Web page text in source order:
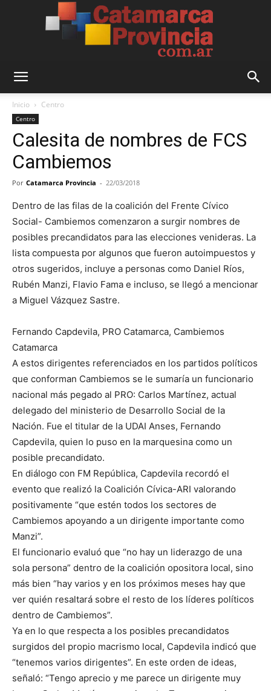
Provincia
Inicio Centro
Centro
Calesita de nombres de FCS
Cambiemos
Por Catamarca Provincia - 22/03/2018
Dentro de las filas de la coalición del Frente Cívico
Social- Cambiemos comenzaron a surgir nombres de
posibles precandidatos para las elecciones venideras. La
lista compuesta por algunos que fueron autoimpuestos y
otros sugeridos, incluye a personas como Daniel Ríos,
Rubén Manzi, Flavio Fama e incluso, se llegó a mencionar
a Miguel Vázquez Sastre.
Fernando Capdevila, PRO Catamarca, Cambiemos
Catamarca
A estos dirigentes referenciados en los partidos políticos
que conforman Cambiemos se le sumaría un funcionario
nacional más pegado al PRO: Carlos Martínez, actual
delegado del ministerio de Desarrollo Social de la
Nación. Fue el titular de la UDAI Anses, Fernando
Capdevila, quien lo puso en la marquesina como un
posible precandidato.
En diálogo con FM República, Capdevila recordó el
evento que realizó la Coalición Cívica-ARI valorando
positivamente “que estén todos los sectores de
Cambiemos apoyando a un dirigente importante como
Manzi”.
El funcionario evaluó que “no hay un liderazgo de una
sola persona” dentro de la coalición opositora local, sino
más bien “hay varios y en los próximos meses hay que
ver quién resaltará sobre el resto de los líderes políticos
dentro de Cambiemos”.
Ya en lo que respecta a los posibles precandidatos
surgidos del propio macrismo local, Capdevila indicó que
“tenemos varios dirigentes”. En este orden de ideas,
señaló: “Tengo aprecio y me parece un dirigente muy